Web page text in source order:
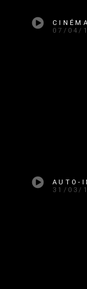
07/04/
AUTO-
31/03/